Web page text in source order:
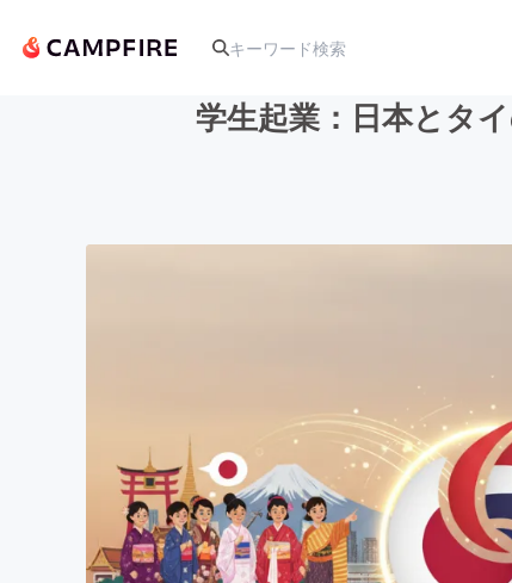
映像・映画
ビジネス・起業
まちづくり・地域活性化
学生起業：日本とタ